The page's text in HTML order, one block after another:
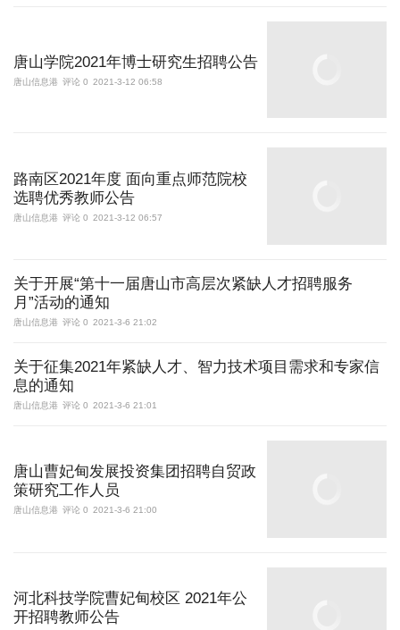
唐山学院2021年博士研究生招聘公告
唐山信息港 评论 0 2021-3-12 06:58
路南区2021年度 面向重点师范院校
选聘优秀教师公告
唐山信息港 评论 0 2021-3-12 06:57
关于开展“第十一届唐山市高层次紧缺人才招聘服务
月”活动的通知
唐山信息港 评论 0 2021-3-6 21:02
关于征集2021年紧缺人才、智力技术项目需求和专家信
息的通知
唐山信息港 评论 0 2021-3-6 21:01
唐山曹妃甸发展投资集团招聘自贸政
策研究工作人员
唐山信息港 评论 0 2021-3-6 21:00
河北科技学院曹妃甸校区 2021年公
开招聘教师公告